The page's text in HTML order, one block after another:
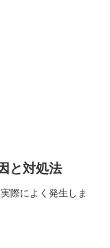
と対処法
際によく発生しま